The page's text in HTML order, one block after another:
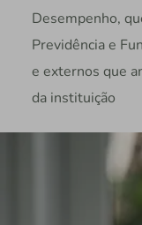
Desempenho,
Previdência e
e externos que
da instituição